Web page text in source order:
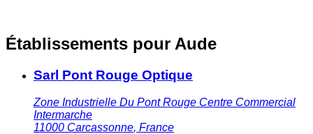
Établissements pour Aude
Sarl Pont Rouge Optique
Zone Industrielle Du Pont Rouge Centre Commercial
Intermarche
11000 Carcassonne, France